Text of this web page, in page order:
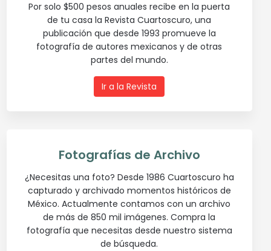
Por solo $500 pesos anuales recibe en la puerta
de tu casa la Revista Cuartoscuro, una
publicación que desde 1993 promueve la
fotografía de autores mexicanos y de otras
partes del mundo.
Ir a la Revista
Fotografías de Archivo
¿Necesitas una foto? Desde 1986 Cuartoscuro ha
capturado y archivado momentos históricos de
México. Actualmente contamos con un archivo
de más de 850 mil imágenes. Compra la
fotografía que necesitas desde nuestro sistema
de búsqueda.